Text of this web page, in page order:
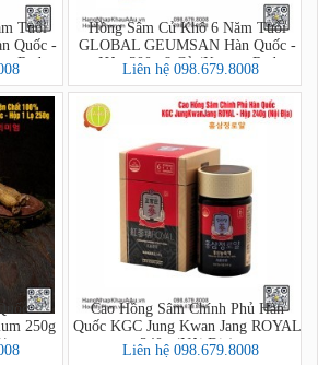
Tuổi
Quốc -
Red
Hồng Sâm Củ Khô 6 Năm Tuổi
GLOBAL GEUMSAN Hàn Quốc -
Hộp 300g 8 Củ (Korean Red
Ginseng)
Liên hệ 098.679.8008
250g
Cao Hồng Sâm Chính Phủ Hàn
Quốc KGC Jung Kwan Jang ROYAL
240g (Nội Địa)
Liên hệ 098.679.8008